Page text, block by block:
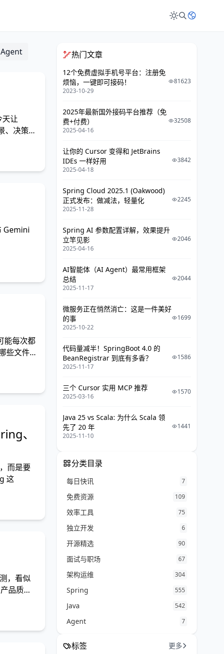
Agent
让
、决策过
Gemini
能每次都
些文件值
、
而是要
这
，看似
品质量
热门文章
12个免费虚拟手机号平台：注册免
烦恼，一键即可接码！
2023-10-29
81623
2025年最新国外接码平台推荐（免
费+付费）
2025-04-16
32508
让你的 Cursor 变得和 JetBrains
IDEs 一样好用
2025-04-18
3842
Spring Cloud 2025.1 (Oakwood)
正式发布：做减法，轻量化
2025-11-28
2245
Spring AI 参数配置详解，效果提升
立竿见影
2025-04-16
2046
AI智能体（AI Agent）最常用框架
总结
2025-11-17
2044
微服务正在悄然消亡：这是一件美好
的事
2025-10-22
1699
代码量减半！SpringBoot 4.0 的
BeanRegistrar 到底有多香？
2025-11-17
1586
三个 Cursor 实用 MCP 推荐
2025-03-16
1570
Java 25 vs Scala: 为什么 Scala 领
先了 20 年
2025-11-10
1441
分类目录
每日快讯 7
免费资源 109
效率工具 75
独立开发 6
开源精选 90
面试与职场 67
架构运维 304
Spring 555
Java 542
Agent 7
标签 更多